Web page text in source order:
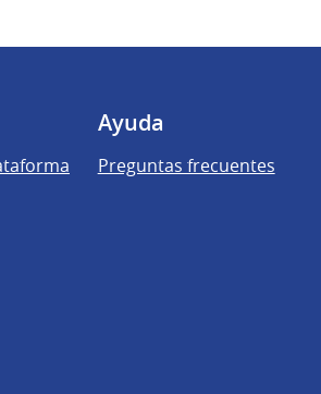
Ayuda
Preguntas frecuentes